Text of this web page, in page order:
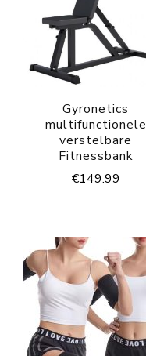
Gyronetics
multifunctionele
verstelbare
Fitnessbank
€149.99